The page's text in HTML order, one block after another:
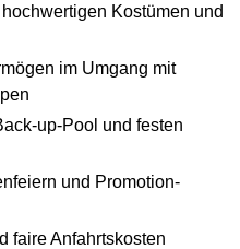
hochwertigen Kostümen und
im Umgang mit
up-Pool und festen
und Promotion-
faire Anfahrtskosten